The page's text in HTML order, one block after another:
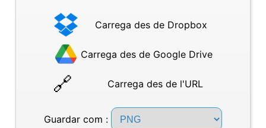
Carrega des de Dropbox
Carrega des de Google Drive
Carrega des de l'URL
Guardar com :